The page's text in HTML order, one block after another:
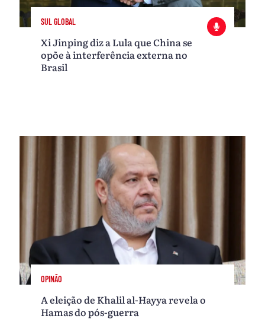
SUL GLOBAL
Xi Jinping diz a Lula que China se
opõe à interferência externa no
Brasil
OPINÃO
A eleição de Khalil al-Hayya revela o
Hamas do pós-guerra